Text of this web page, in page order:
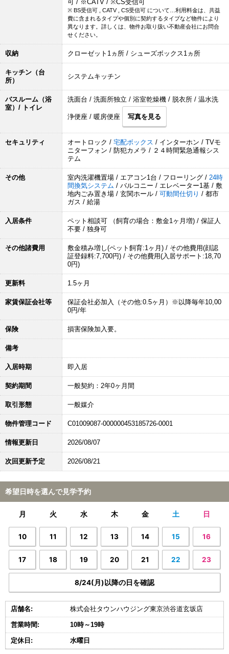
可 / ※CATV / ※CS受信可
※ BS受信可 , CATV , CS受信可 について…利用料金は、共益
費に含まれるタイプや個別に契約するタイプなど物件により
異なります。詳しくは、物件お取り扱い不動産会社にお問合
せください。
収納 クローゼット1ヵ所 / シューズボックス1ヵ所
キッチン（台
所）
システムキッチン
バスルーム（浴
室）/ トイレ
洗面台 / 洗面所独立 / 浴室乾燥機 / 脱衣所 / 温水洗
浄便座 / 暖房便座 写真を見る
セキュリティ オートロック / 宅配ボックス / インターホン / TVモ
ニターフォン / 防犯カメラ / ２４時間緊急通報シス
テム
その他 室内洗濯機置場 / エアコン1台 / フローリング / 24時
間換気システム / バルコニー / エレベーター1基 / 敷
地内ごみ置き場 / 玄関ホール / 可動間仕切り / 都市
ガス / 給湯
入居条件
ペット相談可 （飼育の場合：敷金1ヶ月増) / 保証人
不要 / 独身可
その他諸費用
敷金積み増し(ペット飼育:1ヶ月) / その他費用(顔認
証登録料:7,700円) / その他費用(入居サポート:18,70
0円)
更新料 1.5ヶ月
家賃保証会社等
保証会社必加入（その他:0.5ヶ月）※以降毎年10,00
0円/年
保険 損害保険加入要。
備考
入居時期 即入居
契約期間 一般契約：2年0ヶ月間
取引形態 一般媒介
物件管理コード C01009087-000000453185726-0001
情報更新日 2026/08/07
次回更新予定 2026/08/21
希望日時を選んで見学予約
月 火 水 木 金 土 日
10 11 12 13 14 15 16
17 18 19 20 21 22 23
8/24(月)以降の日を確認
店舗名: 株式会社タウンハウジング東京渋谷道玄坂店
営業時間: 10時～19時
定休日: 水曜日